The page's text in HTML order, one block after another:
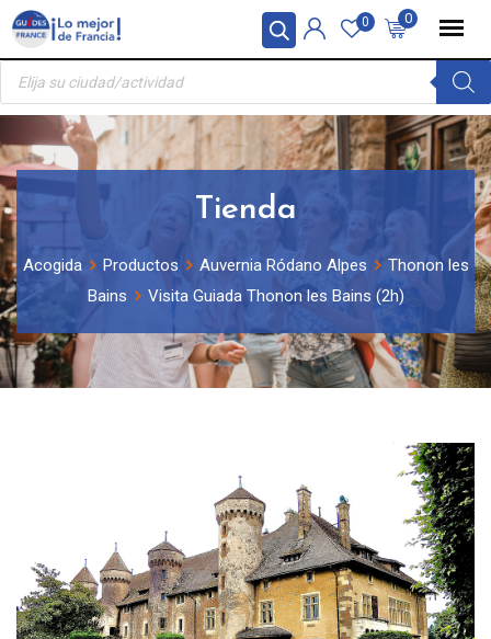
Panel de gestión de cookies
Skip
content
0
0
Búsqueda
productos
Tienda
Acogida Productos Auvernia Ródano Alpes
Thonon les
Bains
Visita Guiada Thonon les Bains (2h)